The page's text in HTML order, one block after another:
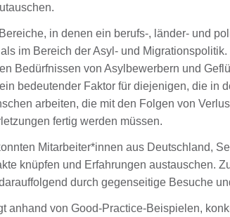
in denen ein berufs-, länder- und
im Bereich der Asyl- und
Bedürfnissen von Asylbewerbern und
bedeutender Faktor für diejenigen, die in
arbeiten, die mit den Folgen von
fertig werden müssen.
Mitarbeiter*innen aus Deutschland,
knüpfen und Erfahrungen austauschen.
durch gegenseitige Besuche
anhand von Good-Practice-Beispielen,